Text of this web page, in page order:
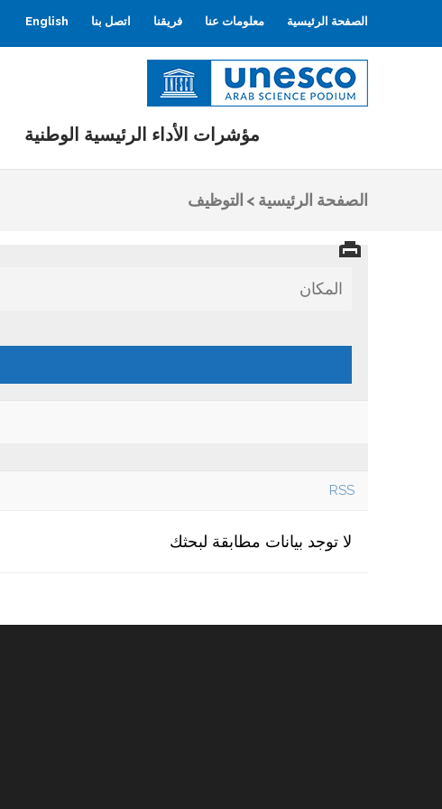
الصفحة الرئيسية معلومات عنا فريقنا اتصل بنا English
اليونسكو
المنصة العربية للعلوم
مؤشرات الأداء الرئيسية الوطنية
الصفحة الرئيسية > التوظيف
RSS
لا توجد بيانات مطابقة لبحثك